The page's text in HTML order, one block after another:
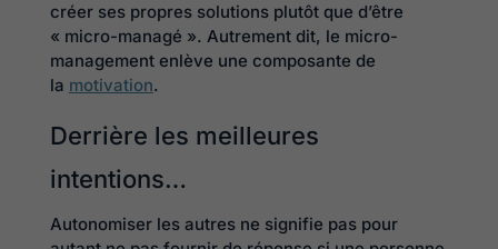
créer ses propres solutions plutôt que d’être
« micro-managé ». Autrement dit, le micro-
management enlève une composante de
la motivation.
Derrière les meilleures
intentions…
Autonomiser les autres ne signifie pas pour